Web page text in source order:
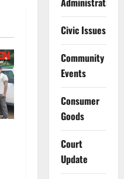
Civic Issues
Community
Events
Consumer
Goods
Court
Update